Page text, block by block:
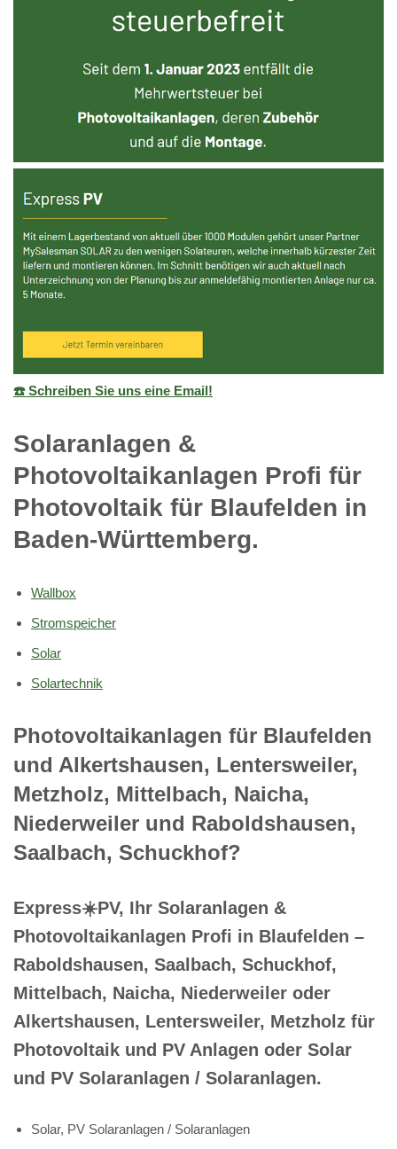
☎️ Schreiben Sie uns eine Email!
Solaranlagen &
Photovoltaikanlagen Profi für
Photovoltaik für Blaufelden in
Baden-Württemberg.
Wallbox
Stromspeicher
Solar
Solartechnik
Photovoltaikanlagen für Blaufelden
und Alkertshausen, Lentersweiler,
Metzholz, Mittelbach, Naicha,
Niederweiler und Raboldshausen,
Saalbach, Schuckhof?
Express☀️PV️, Ihr Solaranlagen &
Photovoltaikanlagen Profi in Blaufelden –
Raboldshausen, Saalbach, Schuckhof,
Mittelbach, Naicha, Niederweiler oder
Alkertshausen, Lentersweiler, Metzholz für
Photovoltaik und PV Anlagen oder Solar
und PV Solaranlagen / Solaranlagen.
Solar, PV Solaranlagen / Solaranlagen